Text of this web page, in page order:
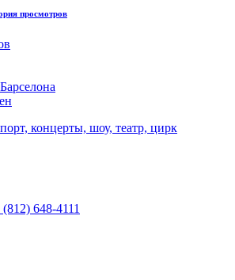
просмотров
концерты, шоу, театр, цирк
648-4111